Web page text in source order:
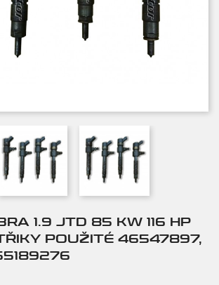
1.9 JTD 85 KW 116 HP
POUŽITÉ 46547897,